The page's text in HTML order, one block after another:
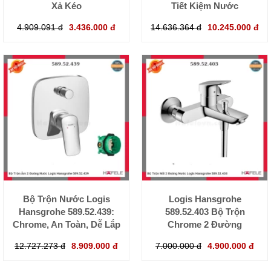
Xả Kéo
4.909.091 đ 3.436.000 đ
Tiết Kiệm Nước
14.636.364 đ 10.245.000 đ
Bộ Trộn Nước Logis
Hansgrohe 589.52.439:
Chrome, An Toàn, Dễ Lắp
12.727.273 đ 8.909.000 đ
Logis Hansgrohe
589.52.403 Bộ Trộn
Chrome 2 Đường
7.000.000 đ 4.900.000 đ